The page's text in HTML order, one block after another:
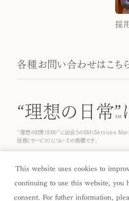
採
各種お問い合わせはこち
“理想の日常”
“理想の日常(SM)”に出会うのSM(Services Mark)
役務(サービス)についての商標です。
This website uses cookies to
continuing to use this website, you
consent. For futher information,